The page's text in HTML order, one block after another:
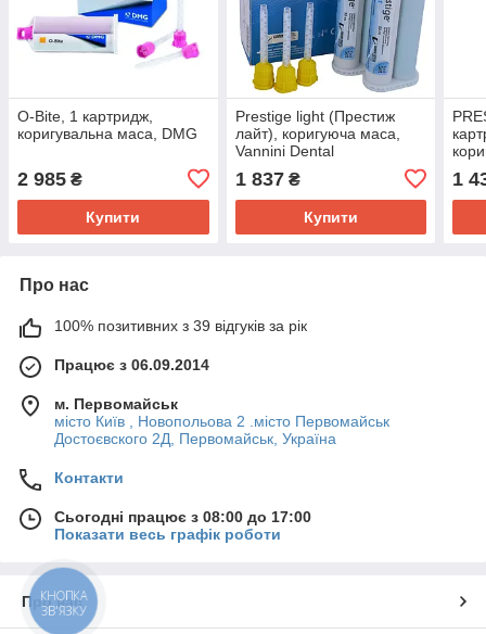
O-Bite, 1 картридж,
коригувальна маса, DMG
2 985 ₴
Купити
Prestige light (Престиж
лайт), коригуюча маса,
Vannini Dental
1 837₴
Купити
1
Про нас
100% позитивних з 39 відгуків за рік
Працює з 06.09.2014
м. Первомайськ
місто Київ , Новопольова 2 .місто Первомайськ
Достоєвского 2Д, Первомайськ, Україна
Контакти
Сьогодні працює з 08:00 до 17:00
Показати весь графік роботи
Про нас
КНОПКА
ЗВ'ЯЗКУ